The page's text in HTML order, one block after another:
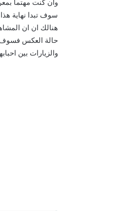
وان كنت مهتما
سوف تبدا نهاية
هنالك ان ان
حالة العكس فسوف
والزيارات بين